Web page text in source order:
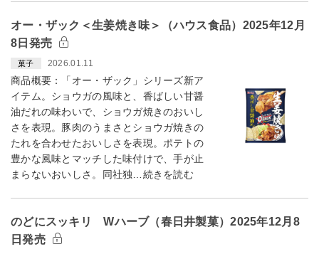
オー・ザック＜生姜焼き味＞（ハウス食品）2025年12月
8日発売
菓子 2026.01.11
商品概要：「オー・ザック」シリーズ新ア
イテム。ショウガの風味と、香ばしい甘醤
油だれの味わいで、ショウガ焼きのおいし
さを表現。豚肉のうまさとショウガ焼きの
たれを合わせたおいしさを表現。ポテトの
豊かな風味とマッチした味付けで、手が止
まらないおいしさ。同社独…続きを読む
のどにスッキリ Wハーブ（春日井製菓）2025年12月8
日発売